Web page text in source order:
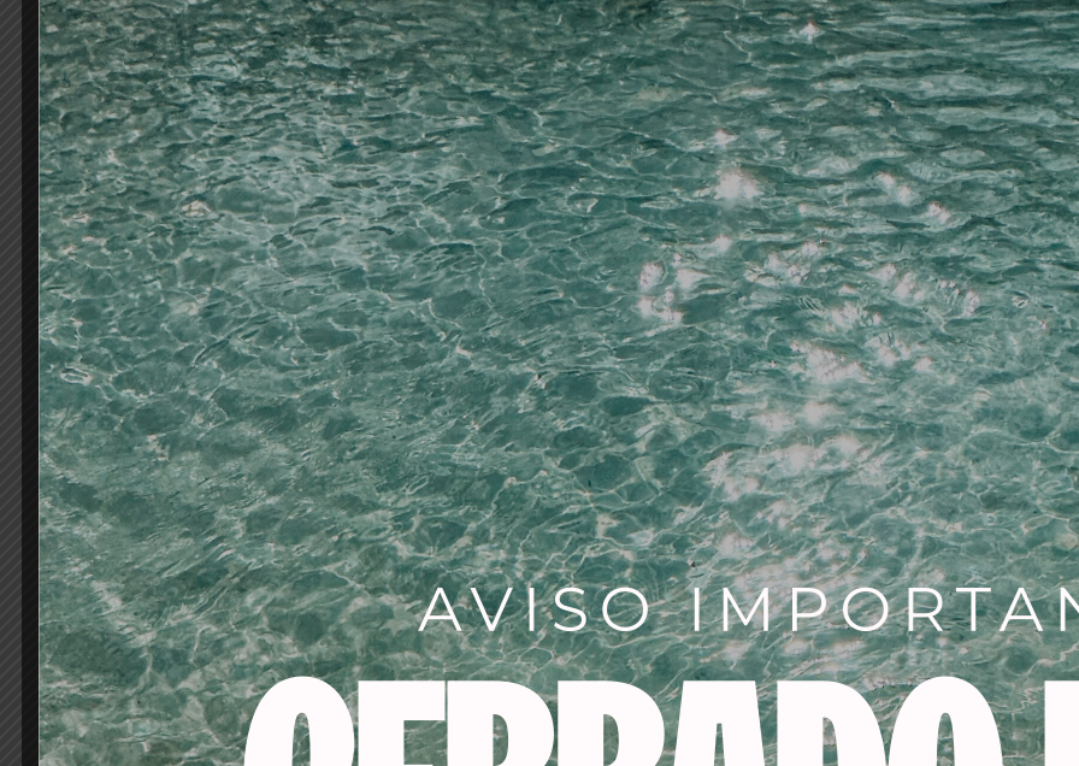
Cabello 100% Human
la misma dirección.
Medidas: 12 piezas de 4
ya incorporado.
Sin duda recomendado
de una melena de
nos permite incluso tratar
finos que no responden
22/15.
Añadir a la lista de
SKU:21640
Categorías:cabello,